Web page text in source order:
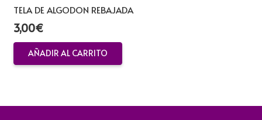
TELA DE ALGODON REBAJADA
3,00€
AÑADIR AL CARRITO